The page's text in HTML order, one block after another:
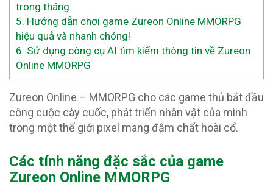
trong tháng
5. Hướng dẫn chơi game Zureon Online MMORPG
hiệu quả và nhanh chóng!
6. Sử dụng công cụ AI tìm kiếm thông tin về Zureon
Online MMORPG
Zureon Online – MMORPG cho các game thủ bắt đầu
công cuộc cày cuốc, phát triển nhân vật của mình
trong một thế giới pixel mang đậm chất hoài cổ.
Các tính năng đặc sắc của game
Zureon Online MMORPG